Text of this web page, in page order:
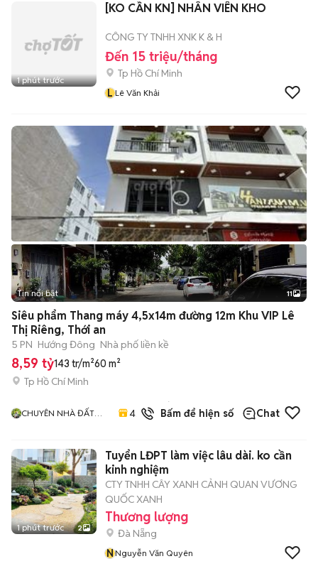
1 phút trước
[KO CẦN KN] NHÂN VIÊN KHO
CÔNG TY TNHH XNK K & H
Đến 15 triệu/tháng
Tp Hồ Chí Minh
L Lê Văn Khải
+2
Tin nổi bật 11
Siêu phẩm Thang máy 4,5x14m đường 12m Khu VIP Lê
Thị Riêng, Thới an
5 PN Hướng Đông Nhà phố liền kề
8,59 tỷ143 tr/m²60 m²
Tp Hồ Chí Minh
CHUYÊN NHÀ ĐẤT
4.9
17
đã
bán
Bấm để hiện số Chat
1 phút trước 2
Tuyển LĐPT làm việc lâu dài. ko cần
kinh nghiệm
CTY TNHH CÂY XANH CẢNH QUAN VƯƠNG
QUỐC XANH
Thương lượng
Đà Nẵng
NNguyễn Văn Quyên